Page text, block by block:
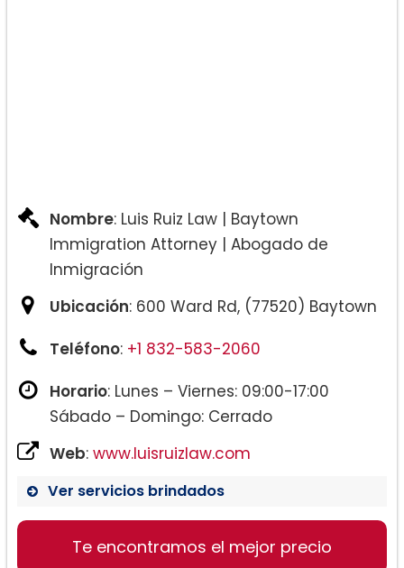
Nombre: Luis Ruiz Law | Baytown
Immigration Attorney | Abogado de
Inmigración
Ubicación: 600 Ward Rd, (77520) Baytown
Teléfono: +1 832-583-2060
Horario: Lunes – Viernes: 09:00-17:00
Sábado – Domingo: Cerrado
Web: www.luisruizlaw.com
Ver servicios brindados
Te encontramos el mejor precio